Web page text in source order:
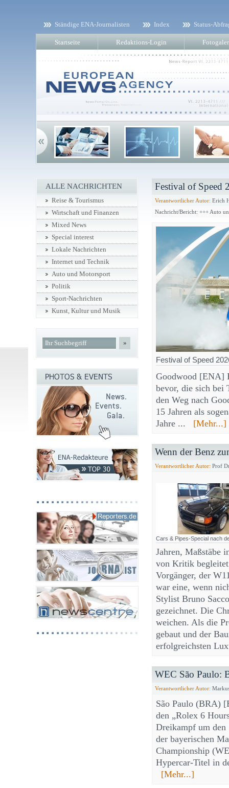
Ständige ENA-Journalisten Index Status-
Startseite Redaktions-Login
Festival of Speed
Verantwortlicher Autor: Erich
Nachricht/Bericht: +++ Auto
Festival of Speed
Goodwood [ENA]
bevor, die sich bei
den Weg nach
15 Jahren als
Jahre ... [Mehr...]
Wenn der Benz
Verantwortlicher Autor: Prof
Cars & Pipes-Special nach
Jahren, Maßstäbe
von Kritik
Vorgänger, der
war eine, wenn
Stylist Bruno
gezeichnet. Die
weichen. Als die
gebaut und der
erfolgreichsten
WEC São Paulo:
Verantwortlicher Autor:
São Paulo (BRA)
den „Rolex 6
Dreikampf um
der bayerischen
Championship
Hypercar-Titel in
[Mehr...]
ALLE NACHRICHTEN
Reise & Tourismus
Wirtschaft und Finanzen
Mixed News
Special interest
Lokale Nachrichten
Internet und Technik
Auto und Motorsport
Politik
Sport-Nachrichten
Kunst, Kultur und Musik
»